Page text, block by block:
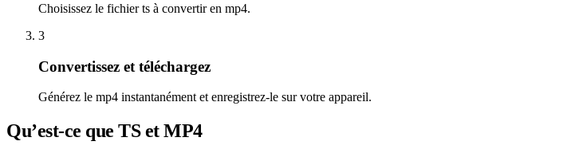
Choisissez le fichier ts à convertir en mp4.
3
Convertissez et téléchargez
Générez le mp4 instantanément et enregistrez-le sur votre appareil.
Qu’est-ce que TS et MP4